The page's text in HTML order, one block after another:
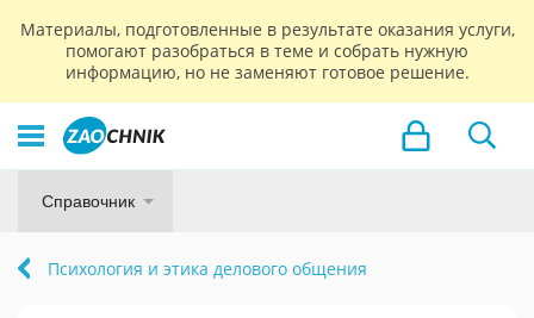
Материалы, подготовленные в результате оказания услуги,
помогают разобраться в теме и собрать нужную
информацию, но не заменяют готовое решение.
Справочник
Психология и этика делового общения